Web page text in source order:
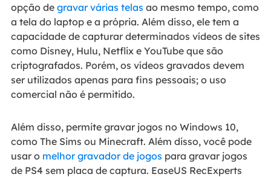
opção de gravar várias telas ao mesmo tempo, como
a tela do laptop e a própria. Além disso, ele tem a
capacidade de capturar determinados vídeos de sites
como Disney, Hulu, Netflix e YouTube que são
criptografados. Porém, os vídeos gravados devem
ser utilizados apenas para fins pessoais; o uso
comercial não é permitido.
Além disso, permite gravar jogos no Windows 10,
como The Sims ou Minecraft. Além disso, você pode
usar o melhor gravador de jogos para gravar jogos
de PS4 sem placa de captura. EaseUS RecExperts